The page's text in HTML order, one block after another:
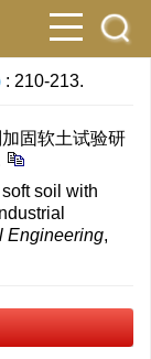
: 210-213.
固软土试验研
soil with
Engineering,